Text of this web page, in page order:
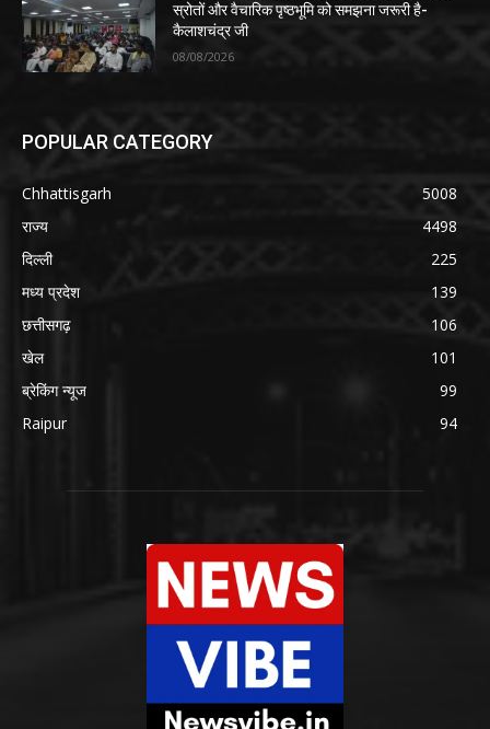
स्रोतों और वैचारिक पृष्ठभूमि को समझना जरूरी है-
कैलाशचंद्र जी
08/08/2026
POPULAR CATEGORY
Chhattisgarh
5008
राज्य
4498
दिल्ली
225
मध्य प्रदेश
139
छत्तीसगढ़
106
खेल
101
ब्रेकिंग न्यूज
99
Raipur
94